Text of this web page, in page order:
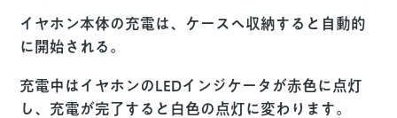
イヤホン本体の充電は、ケースへ収納すると自動的
に開始される。
充電中はイヤホンのLEDインジケータが赤色に点灯
し、充電が完了すると白色の点灯に変わります。